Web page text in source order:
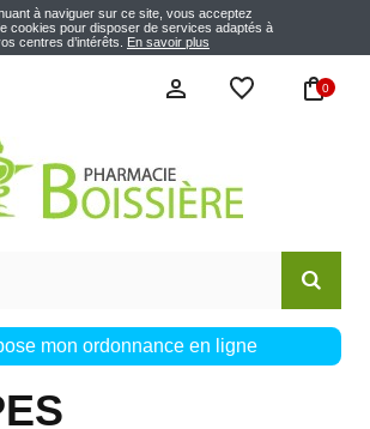
à naviguer sur ce site, vous acceptez
cookies pour disposer de services adaptés à
centres d’intérêts. En savoir plus
0
mon ordonnance en ligne